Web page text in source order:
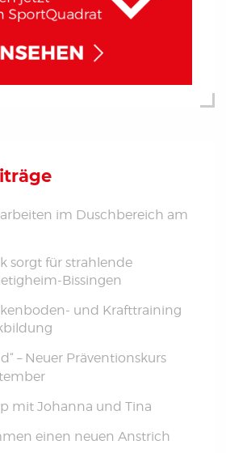
im Duschbereich am
sorgt für strahlende
Bissingen
und Krafttraining
– Neuer Präventionskurs
mit Johanna und Tina
einen neuen Anstrich